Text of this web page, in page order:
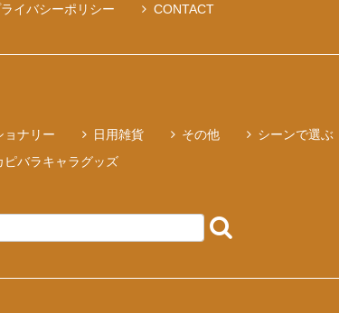
イバシーポリシー CONTACT
ョナリー 日用雑貨 その他 シーンで選ぶ
ピバラキャラグッズ